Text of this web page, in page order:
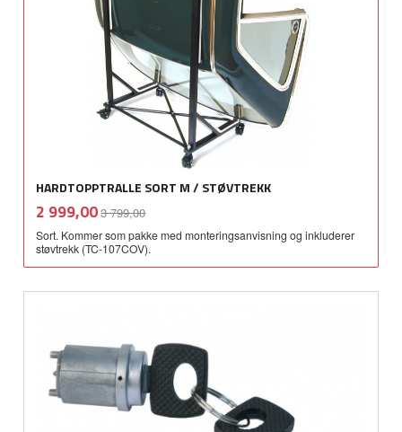
HARDTOPPTRALLE SORT M / STØVTREKK
Tilbud
2 999,003 799,00mva.
Sort. Kommer som pakke med monteringsanvisning og inkluderer
støvtrekk (TC-107COV).